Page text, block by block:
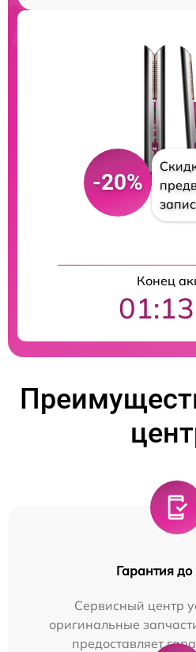
-20%
Конец
Гарантия до
Сервисный центр
оригинальные
предоставляет